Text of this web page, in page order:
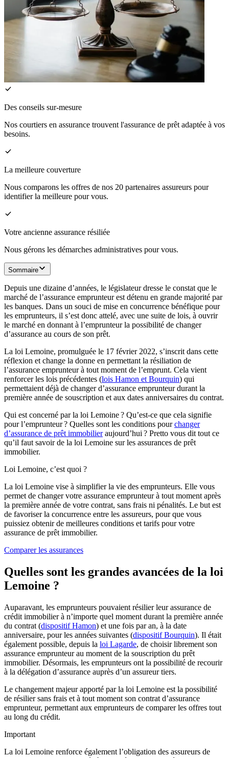
Des conseils sur-mesure
Nos courtiers en assurance trouvent l'assurance de prêt adaptée à vos
besoins.
La meilleure couverture
Nous comparons les offres de nos 20 partenaires assureurs pour
identifier la meilleure pour vous.
Votre ancienne assurance résiliée
Nous gérons les démarches administratives pour vous.
Sommaire
Depuis une dizaine d’années, le législateur dresse le constat que le
marché de l’assurance emprunteur est détenu en grande majorité par
les banques. Dans un souci de mise en concurrence bénéfique pour
les emprunteurs, il s’est donc attelé, avec une suite de lois, à ouvrir
le marché en donnant à l’emprunteur la possibilité de changer
d’assurance au cours de son prêt.
La loi Lemoine, promulguée le 17 février 2022, s’inscrit dans cette
réflexion et change la donne en permettant la résiliation de
l’assurance emprunteur à tout moment de l’emprunt. Cela vient
renforcer les lois précédentes (lois Hamon et Bourquin) qui
permettaient déjà de changer d’assurance emprunteur durant la
première année de souscription et aux dates anniversaires du contrat.
Qui est concerné par la loi Lemoine ? Qu’est-ce que cela signifie
pour l’emprunteur ? Quelles sont les conditions pourchanger
d’assurance de prêt immobilieraujourd’hui ? Pretto vous dit tout ce
qu’il faut savoir de la loi Lemoine sur les assurances de prêt
immobilier.
Loi Lemoine, c’est quoi ?
La loi Lemoine vise à simplifier la vie des emprunteurs. Elle vous
permet de changer votre assurance emprunteur à tout moment après
la première année de votre contrat, sans frais ni pénalités. Le but est
de favoriser la concurrence entre les assureurs, pour que vous
puissiez obtenir de meilleures conditions et tarifs pour votre
assurance de prêt immobilier.
Comparer les assurances
Quelles sont les grandes avancées de la loi
Lemoine ?
Auparavant, les emprunteurs pouvaient résilier leur assurance de
crédit immobilier à n’importe quel moment durant la première année
du contrat (dispositif Hamon) et une fois par an, à la date
anniversaire, pour les années suivantes (dispositif Bourquin). Il était
également possible, depuis la loi Lagarde, de choisir librement son
assurance emprunteur au moment de la souscription du prêt
immobilier. Désormais, les emprunteurs ont la possibilité de recourir
à la délégation d’assurance auprès d’un assureur tiers.
Le changement majeur apporté par la loi Lemoine est la possibilité
de résilier sans frais et à tout moment son contrat d’assurance
emprunteur, permettant aux emprunteurs de comparer les offres tout
au long du crédit.
Important
La loi Lemoine renforce également l’obligation des assureurs de